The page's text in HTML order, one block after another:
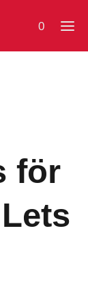
0
för